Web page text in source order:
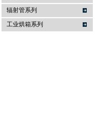
辐射管系列
工业烘箱系列